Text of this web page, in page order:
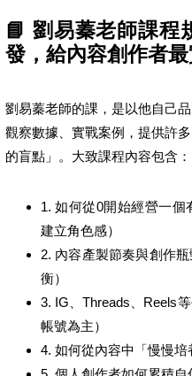
📘 劉易蓁老師課程
發，給內容創作者
劉易蓁老師的課，是以他自己
觀察數據、實戰案例，提供許
的盲點」。大致課程內容包含：
1. 如何從0開始經營一
建立角色感）
2. 內容產製節奏與創作
衡）
3. IG、Threads、Reels
帳號為主）
4. 如何從內容中「慢慢培